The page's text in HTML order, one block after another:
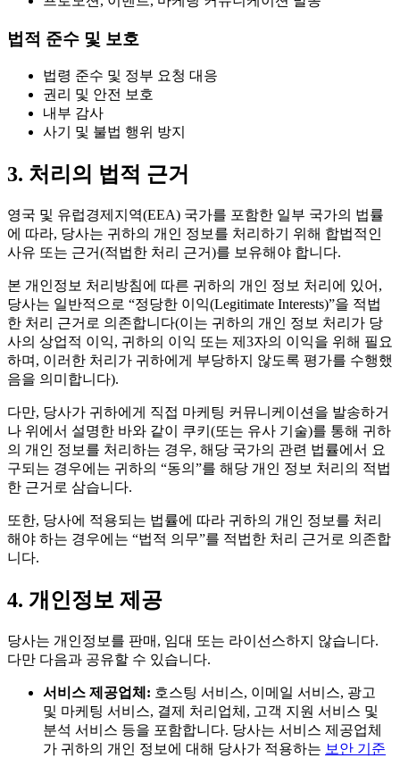
법적 준수 및 보호
법령 준수 및 정부 요청 대응
권리 및 안전 보호
내부 감사
사기 및 불법 행위 방지
3. 처리의 법적 근거
영국 및 유럽경제지역(EEA) 국가를 포함한 일부 국가의 법률
에 따라, 당사는 귀하의 개인 정보를 처리하기 위해 합법적인
사유 또는 근거(적법한 처리 근거)를 보유해야 합니다.
본 개인정보 처리방침에 따른 귀하의 개인 정보 처리에 있어,
당사는 일반적으로 “정당한 이익(Legitimate Interests)”을 적법
한 처리 근거로 의존합니다(이는 귀하의 개인 정보 처리가 당
사의 상업적 이익, 귀하의 이익 또는 제3자의 이익을 위해 필요
하며, 이러한 처리가 귀하에게 부당하지 않도록 평가를 수행했
음을 의미합니다).
다만, 당사가 귀하에게 직접 마케팅 커뮤니케이션을 발송하거
나 위에서 설명한 바와 같이 쿠키(또는 유사 기술)를 통해 귀하
의 개인 정보를 처리하는 경우, 해당 국가의 관련 법률에서 요
구되는 경우에는 귀하의 “동의”를 해당 개인 정보 처리의 적법
한 근거로 삼습니다.
또한, 당사에 적용되는 법률에 따라 귀하의 개인 정보를 처리
해야 하는 경우에는 “법적 의무”를 적법한 처리 근거로 의존합
니다.
4. 개인정보 제공
당사는 개인정보를 판매, 임대 또는 라이선스하지 않습니다.
다만 다음과 공유할 수 있습니다.
서비스 제공업체: 호스팅 서비스, 이메일 서비스, 광고
및 마케팅 서비스, 결제 처리업체, 고객 지원 서비스 및
분석 서비스 등을 포함합니다. 당사는 서비스 제공업체
가 귀하의 개인 정보에 대해 당사가 적용하는 보안 기준